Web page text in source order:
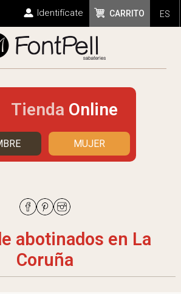
ES
CARRITO
Identifícate
Tienda Online
MUJER
abotinados en La
Coruña